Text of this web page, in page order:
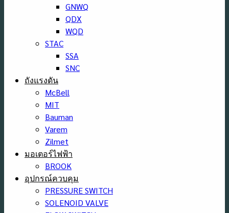
GNWQ
QDX
WQD
STAC
SSA
SNC
ถังแรงดัน
McBell
MIT
Bauman
Varem
Zilmet
มอเตอร์ไฟฟ้า
BROOK
อุปกรณ์ควบคุม
PRESSURE SWITCH
SOLENOID VALVE